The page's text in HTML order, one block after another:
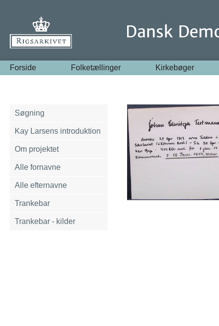
Forside Folketællinger Kirkebøger
Søgning
Kay Larsens introduktion
Om projektet
Alle fornavne
Alle efternavne
Trankebar
Trankebar - kilder